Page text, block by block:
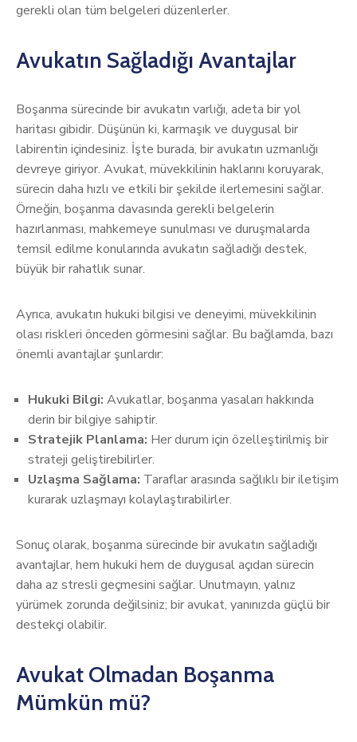
gerekli olan tüm belgeleri düzenlerler.
Avukatın Sağladığı Avantajlar
Boşanma sürecinde bir avukatın varlığı, adeta bir yol
haritası gibidir. Düşünün ki, karmaşık ve duygusal bir
labirentin içindesiniz. İşte burada, bir avukatın uzmanlığı
devreye giriyor. Avukat, müvekkilinin haklarını koruyarak,
sürecin daha hızlı ve etkili bir şekilde ilerlemesini sağlar.
Örneğin, boşanma davasında gerekli belgelerin
hazırlanması, mahkemeye sunulması ve duruşmalarda
temsil edilme konularında avukatın sağladığı destek,
büyük bir rahatlık sunar.
Ayrıca, avukatın hukuki bilgisi ve deneyimi, müvekkilinin
olası riskleri önceden görmesini sağlar. Bu bağlamda, bazı
önemli avantajlar şunlardır:
Hukuki Bilgi: Avukatlar, boşanma yasaları hakkında
derin bir bilgiye sahiptir.
Stratejik Planlama: Her durum için özelleştirilmiş bir
strateji geliştirebilirler.
Uzlaşma Sağlama: Taraflar arasında sağlıklı bir iletişim
kurarak uzlaşmayı kolaylaştırabilirler.
Sonuç olarak, boşanma sürecinde bir avukatın sağladığı
avantajlar, hem hukuki hem de duygusal açıdan sürecin
daha az stresli geçmesini sağlar. Unutmayın, yalnız
yürümek zorunda değilsiniz; bir avukat, yanınızda güçlü bir
destekçi olabilir.
Avukat Olmadan Boşanma
Mümkün mü?